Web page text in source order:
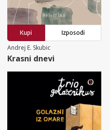
Kupi
Izposodi
Andrej E. Skubic
Krasni dnevi